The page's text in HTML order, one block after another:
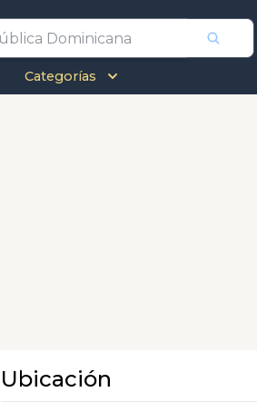
Categorías
Ubicación